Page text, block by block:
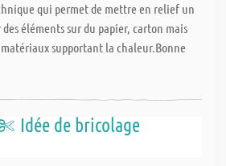
qui permet de mettre en relief un
éléments sur du papier, carton mais
supportant la chaleur.Bonne
Idée de bricolage